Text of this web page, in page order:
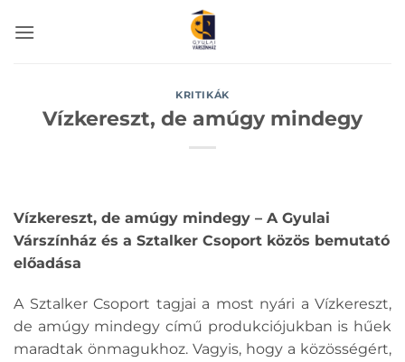
KRITIKÁK
Vízkereszt, de amúgy mindegy
Vízkereszt, de amúgy mindegy – A Gyulai
Várszínház és a Sztalker Csoport közös bemutató
előadása
A Sztalker Csoport tagjai a most nyári a Vízkereszt,
de amúgy mindegy című produkciójukban is hűek
maradtak önmagukhoz. Vagyis, hogy a közösségért,